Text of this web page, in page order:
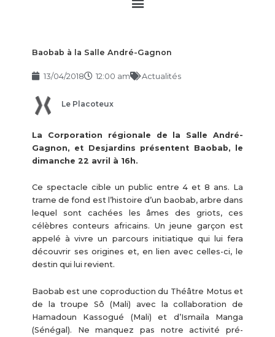
Baobab à la Salle André-Gagnon
13/04/2018 12:00 am Actualités
Le Placoteux
La Corporation régionale de la Salle André-
Gagnon, et Desjardins présentent Baobab, le
dimanche 22 avril à 16h.
Ce spectacle cible un public entre 4 et 8 ans. La
trame de fond est l’histoire d’un baobab, arbre dans
lequel sont cachées les âmes des griots, ces
célèbres conteurs africains. Un jeune garçon est
appelé à vivre un parcours initiatique qui lui fera
découvrir ses origines et, en lien avec celles-ci, le
destin qui lui revient.
Baobab est une coproduction du Théâtre Motus et
de la troupe Sô (Mali) avec la collaboration de
Hamadoun Kassogué (Mali) et d’Ismaïla Manga
(Sénégal). Ne manquez pas notre activité pré-